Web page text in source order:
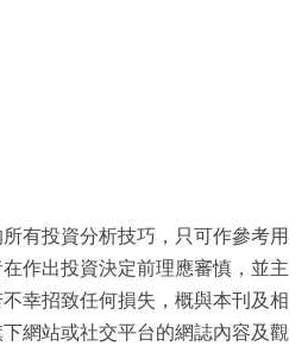
有投資分析技巧，只可作參考用
作出投資決定前理應審慎，並主
幸招致任何損失，概與本刊及相
網站或社交平台的網誌內容及觀